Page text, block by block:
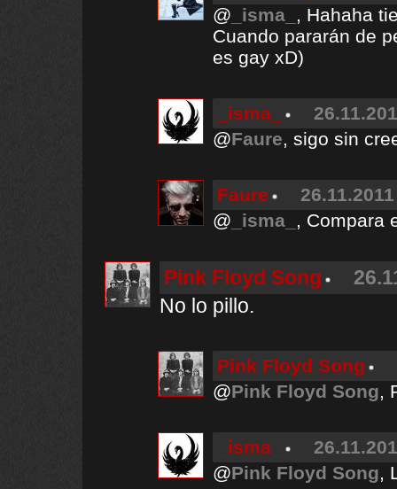
@ _isma_ , Hahaha
Cuando pararán de
es gay xD)
_isma_
@Faure, sigo sin
Faure
@ _isma_ , Compara
Pink Floyd Song
No lo pillo.
Pink Floyd Song
@Pink Floyd Song,
_isma_
@Pink Floyd Song,